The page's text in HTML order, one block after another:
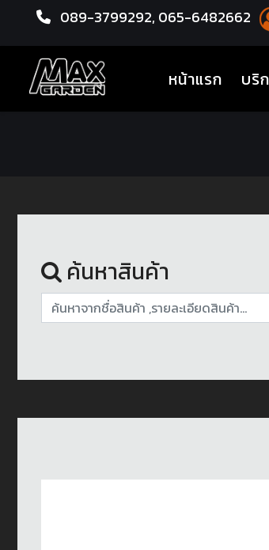
089-3799292, 065-6482662
หน้าแรก บริ
หน้าแรก โช้คอัพ
ค้นหาสินค้า